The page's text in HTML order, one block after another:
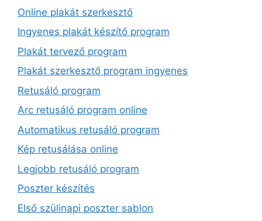
Online plakát szerkesztő
Ingyenes plakát készítő program
Plakát tervező program
Plakát szerkesztő program ingyenes
Retusáló program
Arc retusáló program online
Automatikus retusáló program
Kép retusálása online
Legjobb retusáló program
Poszter készítés
Első szülinapi poszter sablon